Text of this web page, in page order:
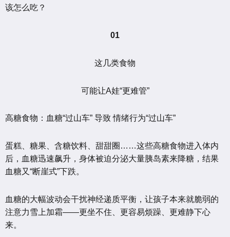
该怎么吃？
01
这几类食物
可能让A娃“更难管”
高糖食物：血糖“过山车” 导致 情绪行为“过山车”
蛋糕、糖果、含糖饮料、甜甜圈……这些高糖食物进入体内
后，血糖迅速飙升，身体被迫分泌大量胰岛素来降糖，结果
血糖又“断崖式”下跌。
血糖的大幅波动会干扰神经递质平衡，让孩子本来就脆弱的
注意力雪上加霜——更坐不住、更容易烦躁、更难静下心
来。